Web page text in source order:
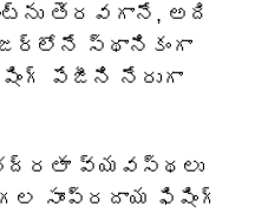
తెరవగానే, అది
స్థానికంగా
పేజీని నేరుగా
వ్యవస్థలు
సాంప్రదాయ ఫిషింగ్